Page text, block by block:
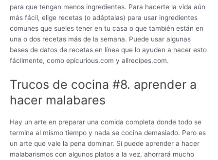
para que tengan menos ingredientes. Para hacerte la vida aún
más fácil, elige recetas (o adáptalas) para usar ingredientes
comunes que sueles tener en tu casa o que también están en
una o dos recetas más de la semana. Puede usar algunas
bases de datos de recetas en línea que lo ayuden a hacer esto
fácilmente, como epicurious.com y allrecipes.com.
Trucos de cocina #8. aprender a
hacer malabares
Hay un arte en preparar una comida completa donde todo se
termina al mismo tiempo y nada se cocina demasiado. Pero es
un arte que vale la pena dominar. Si puede aprender a hacer
malabarismos con algunos platos a la vez, ahorrará mucho